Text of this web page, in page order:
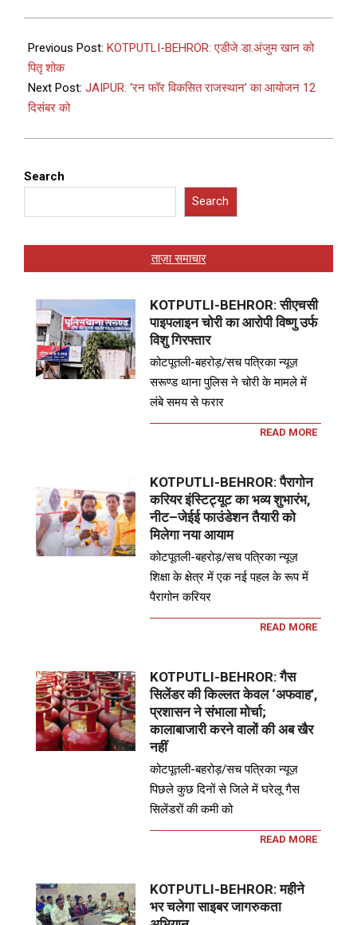
Previous Post: KOTPUTLI-BEHROR: एडीजे डा.अंजुम खान को
पितृ शोक
Next Post: JAIPUR: ‘रन फॉर विकसित राजस्थान’ का आयोजन 12
दिसंबर को
Search
Search
ताज़ा समाचार
KOTPUTLI-BEHROR: सीएचसी
पाइपलाइन चोरी का आरोपी विष्णु उर्फ
विशु गिरफ्तार
कोटपूतली-बहरोड़/सच पत्रिका न्यूज़
सरूण्ड थाना पुलिस ने चोरी के मामले में
लंबे समय से फरार
READ MORE
KOTPUTLI-BEHROR: पैरागोन
करियर इंस्टिट्यूट का भव्य शुभारंभ,
नीट–जेईई फाउंडेशन तैयारी को
मिलेगा नया आयाम
कोटपूतली-बहरोड़/सच पत्रिका न्यूज़
शिक्षा के क्षेत्र में एक नई पहल के रूप में
पैरागोन करियर
READ MORE
KOTPUTLI-BEHROR: गैस
सिलेंडर की किल्लत केवल ‘अफवाह’,
प्रशासन ने संभाला मोर्चा;
कालाबाजारी करने वालों की अब खैर
नहीं
कोटपूतली-बहरोड़/सच पत्रिका न्यूज़
पिछले कुछ दिनों से जिले में घरेलू गैस
सिलेंडरों की कमी को
READ MORE
KOTPUTLI-BEHROR: महीने
भर चलेगा साइबर जागरुकता